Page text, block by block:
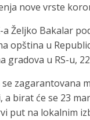
nove vrste
a Željko Bakalar
opština u
gradova u RS-u,
se zagarantovana
a birat će se 23
put na lokalnim